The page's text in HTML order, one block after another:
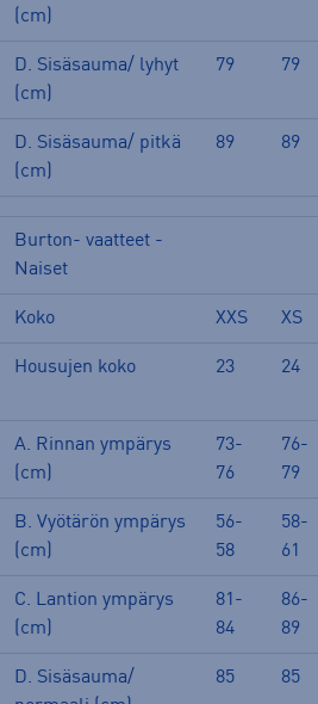
(cm)
D. Sisäsauma/ lyhyt
(cm)
79 79
D. Sisäsauma/ pitkä
(cm)
89 89
Burton- vaatteet -
Naiset
Koko XXS XS
Housujen koko 23 24
A. Rinnan ympärys
(cm)
73-
76
76-
79
B. Vyötärön ympärys
(cm)
56-
58
58-
61
C. Lantion ympärys
(cm)
81-
84
86-
89
D. Sisäsauma/
85 85